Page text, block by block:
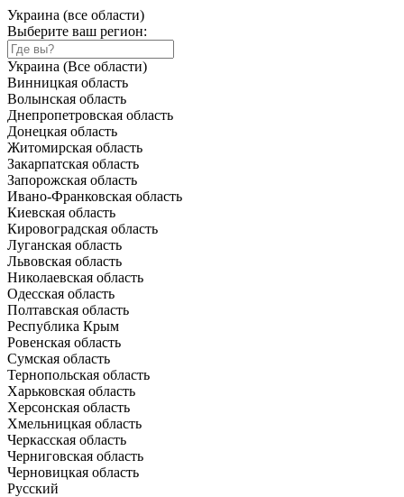
Украина (все области)
Выберите ваш регион:
Украина (Все области)
Винницкая область
Волынская область
Днепропетровская область
Донецкая область
Житомирская область
Закарпатская область
Запорожская область
Ивано-Франковская область
Киевская область
Кировоградская область
Луганская область
Львовская область
Николаевская область
Одесская область
Полтавская область
Республика Крым
Ровенская область
Сумская область
Тернопольская область
Харьковская область
Херсонская область
Хмельницкая область
Черкасская область
Черниговская область
Черновицкая область
Русский